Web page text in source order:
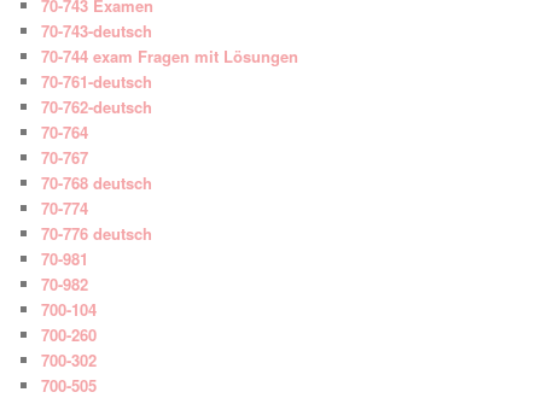
70-743 Examen
70-743-deutsch
70-744 exam Fragen mit Lösungen
70-761-deutsch
70-762-deutsch
70-764
70-767
70-768 deutsch
70-774
70-776 deutsch
70-981
70-982
700-104
700-260
700-302
700-505